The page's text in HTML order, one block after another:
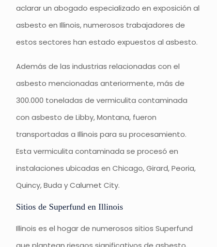
aclarar un abogado especializado en exposición al
asbesto en Illinois, numerosos trabajadores de
estos sectores han estado expuestos al asbesto.
Además de las industrias relacionadas con el
asbesto mencionadas anteriormente, más de
300.000 toneladas de vermiculita contaminada
con asbesto de Libby, Montana, fueron
transportadas a Illinois para su procesamiento.
Esta vermiculita contaminada se procesó en
instalaciones ubicadas en Chicago, Girard, Peoria,
Quincy, Buda y Calumet City.
Sitios de Superfund en Illinois
Illinois es el hogar de numerosos sitios Superfund